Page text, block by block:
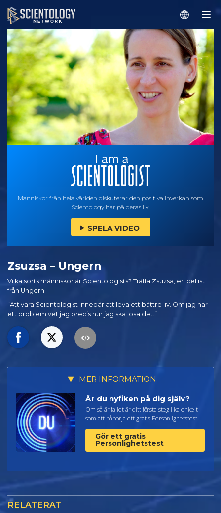
Människor från hela världen diskuterar den positiva inverkan som
Scientology har på deras liv.
SPELA VIDEO
Zsuzsa – Ungern
Vilka sorts människor är Scientologists? Träffa Zsuzsa, en cellist
från Ungern.
”Att vara Scientologist innebär att leva ett bättre liv. Om jag har
ett problem vet jag precis hur jag ska lösa det.”
MER INFORMATION
Är du nyfiken på dig själv?
Om så är fallet är ditt första steg lika enkelt
som att påbörja ett gratis Personlighetstest.
Gör ett gratis
Personlighetstest
RELATERAT